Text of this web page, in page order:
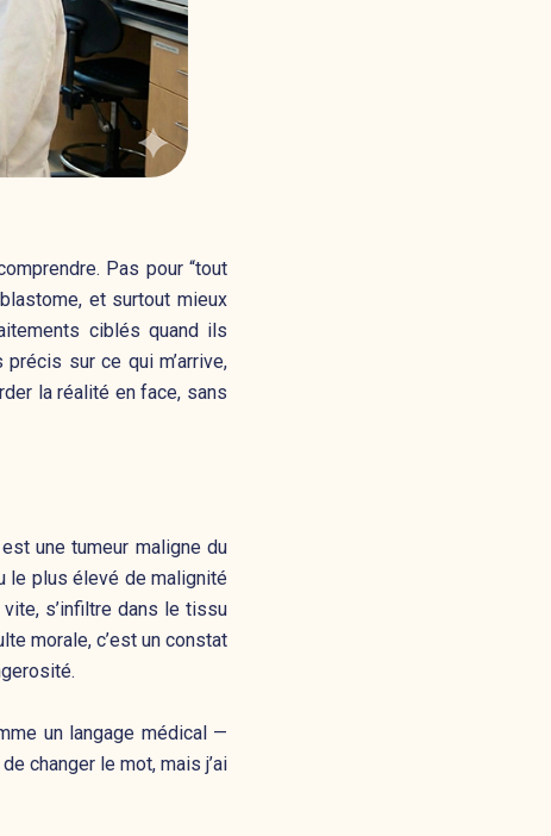
Pas pour “tout
et surtout mieux
ciblés quand ils
sur ce qui m’arrive,
la réalité en face, sans
une tumeur maligne du
le plus élevé de malignité
s’infiltre dans le tissu
morale, c’est un constat
un langage médical —
changer le mot, mais j’ai